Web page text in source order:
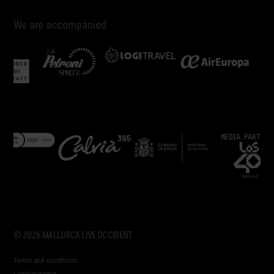
We are accompanied
MEDIA PARTNERS
© 2026 MALLORCA LIVE OCCIDENT
Terms and conditions